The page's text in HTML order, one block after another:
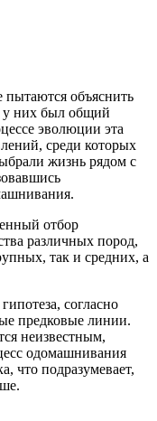
пытаются объяснить
у них был общий
эволюции эта
среди которых
жизнь рядом с
отбор
различных пород,
так и средних, а
согласно
предковые линии.
неизвестным,
одомашнивания
что подразумевает,